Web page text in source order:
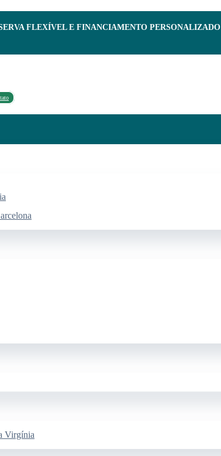
FLEXÍVEL E FINANCIAMENTO PERSONALIZADO
Virgínia